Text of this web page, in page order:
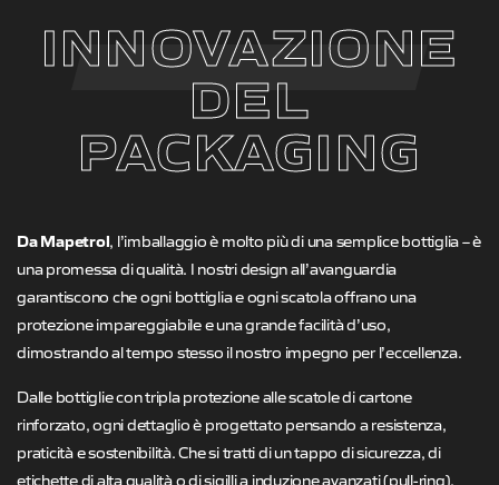
INNOVAZIONE
DEL
PACKAGING
Da Mapetrol, l’imballaggio è molto più di una semplice bottiglia – è
una promessa di qualità. I nostri design all’avanguardia
garantiscono che ogni bottiglia e ogni scatola offrano una
protezione impareggiabile e una grande facilità d’uso,
dimostrando al tempo stesso il nostro impegno per l’eccellenza.
Dalle bottiglie con tripla protezione alle scatole di cartone
rinforzato, ogni dettaglio è progettato pensando a resistenza,
praticità e sostenibilità. Che si tratti di un tappo di sicurezza, di
etichette di alta qualità o di sigilli a induzione avanzati (pull-ring),